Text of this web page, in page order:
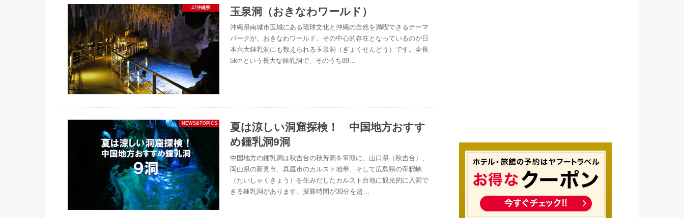
47沖縄県 玉泉洞（おきなわワールド）
沖縄県南城市玉城にある琉球文化と沖縄の自然を満喫できるテーマ
パークが、おきなわワールド。その中心的存在となっているのが日
本六大鍾乳洞にも数えられる玉泉洞（ぎょくせんどう）です。全長
5kmという長大な鍾乳洞で、そのうち89…
NEWS&TOPICS
夏は涼しい洞窟探検！ 中国地方おすす
め鍾乳洞9洞
中国地方の鍾乳洞は秋吉台の秋芳洞を筆頭に、山口県（秋吉台）、
岡山県の新見市、真庭市のカルスト地帯、そして広島県の帝釈峡
（たいしゃくきょう）を生みだしたカルスト台地に観光的に入洞で
きる鍾乳洞があります。探勝時間が30分を超…